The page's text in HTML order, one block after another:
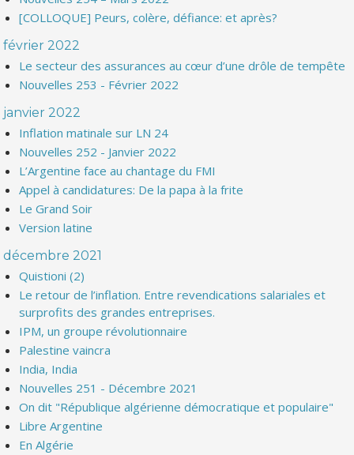
[COLLOQUE] Peurs, colère, défiance: et après?
février 2022
Le secteur des assurances au cœur d’une drôle de tempête
Nouvelles 253 - Février 2022
janvier 2022
Inflation matinale sur LN 24
Nouvelles 252 - Janvier 2022
L’Argentine face au chantage du FMI
Appel à candidatures: De la papa à la frite
Le Grand Soir
Version latine
décembre 2021
Quistioni (2)
Le retour de l’inflation. Entre revendications salariales et
surprofits des grandes entreprises.
IPM, un groupe révolutionnaire
Palestine vaincra
India, India
Nouvelles 251 - Décembre 2021
On dit "République algérienne démocratique et populaire"
Libre Argentine
En Algérie